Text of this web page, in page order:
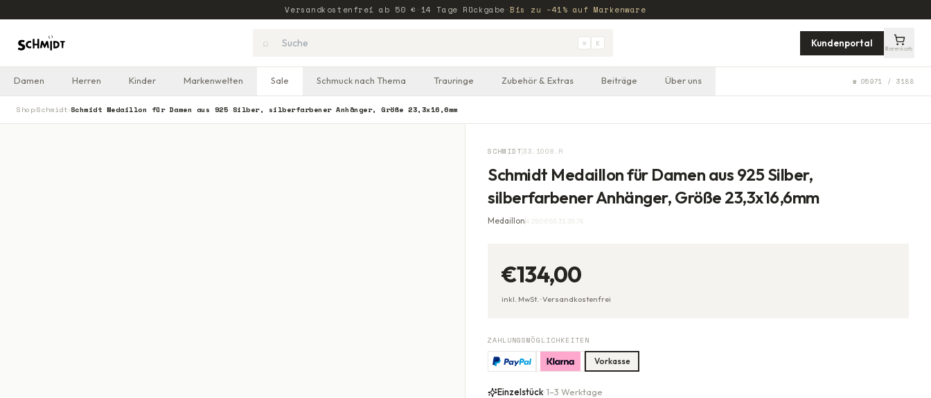
Versandkostenfrei ab 50 € · 14 Tage Rückgabe ·Bis zu −41% auf Markenware
⌕ ⌘ K Kundenportal
Warenkorb
Damen Herren Kinder Markenwelten Sale Schmuck nach Thema Trauringe Zubehör & Extras Beiträge Über uns ☎ 05971 / 3188
Shop›Schmidt ›Schmidt Medaillon für Damen aus 925 Silber, silberfarbener Anhänger, Größe 23,3x16,6mm
SCHMIDT 33.1008.R
Schmidt Medaillon für Damen aus 925 Silber,
silberfarbener Anhänger, Größe 23,3x16,6mm
Medaillon4250655313574
€134,00
inkl. MwSt. ·Versandkostenfrei
ZAHLUNGSMÖGLICHKEITEN
Vorkasse
Einzelstück· 1–3 Werktage